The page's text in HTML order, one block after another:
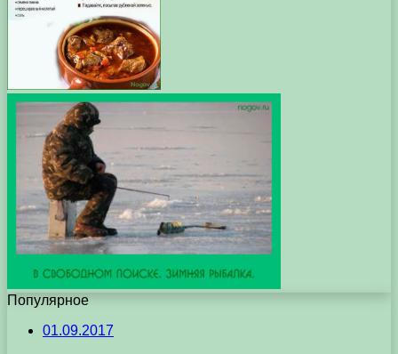
Популярное
01.09.2017